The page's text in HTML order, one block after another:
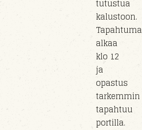
tutustua
kalustoon.
Tapahtuma
alkaa
klo 12
ja
opastus
tarkemmin
tapahtuu
portilla.